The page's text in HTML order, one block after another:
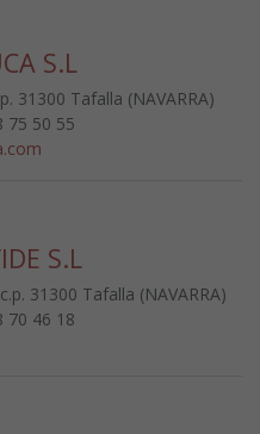
S.L
31300 Tafalla (NAVARRA)
75 50 55
S.L
31300 Tafalla (NAVARRA)
70 46 18